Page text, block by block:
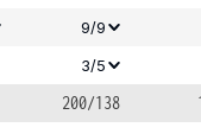
9/9
3/5
200/138